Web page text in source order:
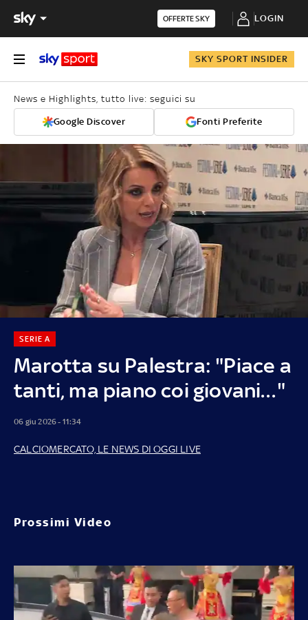
OFFERTE SKY LOGIN
SKY SPORT INSIDER
News e Highlights, tutto live: seguici su
Google Discover Fonti Preferite
Marotta su Palestra: "Piace a
tanti, ma piano coi giovani…"
SERIE A
06 giu 2026 - 11:34
CALCIOMERCATO, LE NEWS DI OGGI LIVE
Prossimi Video